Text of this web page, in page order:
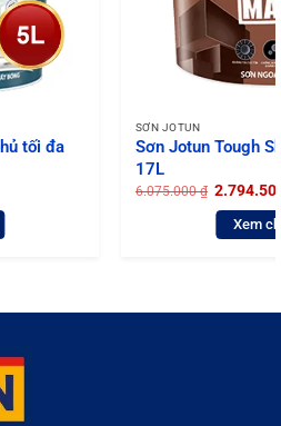
tối đa
₫.
SƠN JOTUN
Sơn Jotun Tough
17L
6.075.000₫ Giá
gốc
là:
6.075.000
Xem